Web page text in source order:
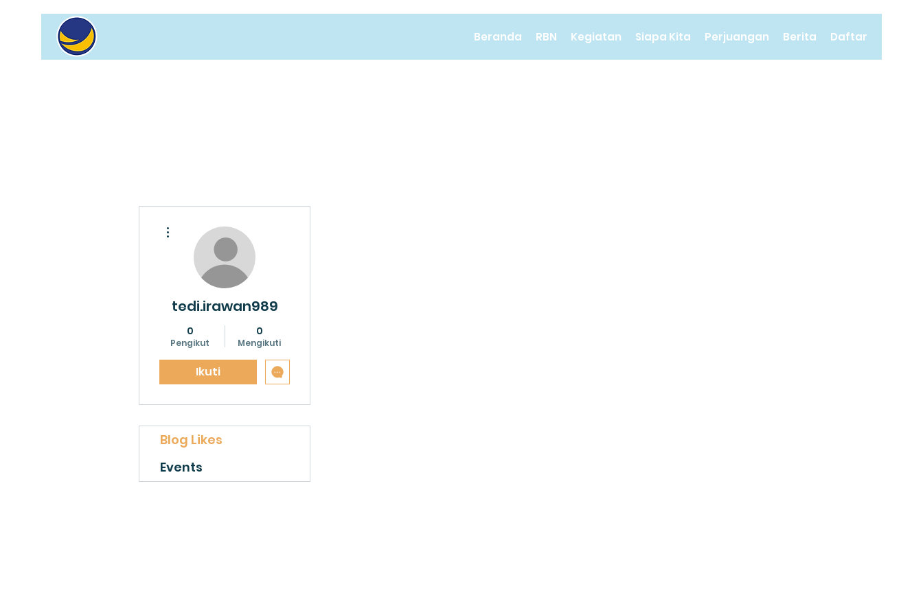
Beranda RBN Kegiatan Siapa Kita Perjuangan Berita Daftar
tedi.irawan989
0
Pengikut
0
Mengikuti
Ikuti
Blog Likes
Events